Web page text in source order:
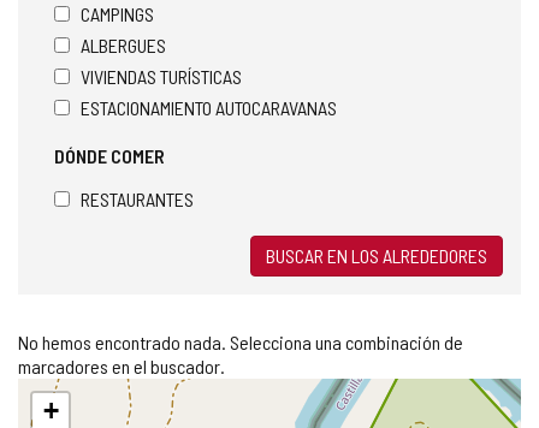
CAMPINGS
ALBERGUES
VIVIENDAS TURÍSTICAS
ESTACIONAMIENTO AUTOCARAVANAS
DÓNDE COMER
RESTAURANTES
BUSCAR EN LOS ALREDEDORES
No hemos encontrado nada. Selecciona una combinación de
marcadores en el buscador.
Saltar
mapa
+